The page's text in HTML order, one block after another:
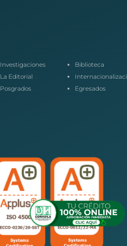
Investigaciones
La Editorial
Posgrados
Biblioteca
Egresados